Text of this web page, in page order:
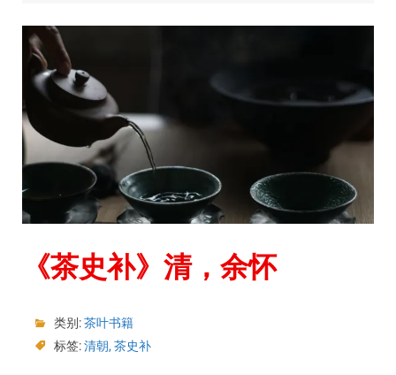
《茶史补》清，余怀
类别:茶叶书籍
标签:清朝, 茶史补